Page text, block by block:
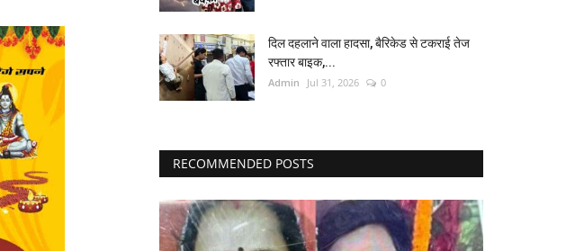
दिल दहलाने वाला हादसा, बैरिकेड से टकराई तेज
रफ्तार बाइक,...
Admin Jul 31, 2026 0
RECOMMENDED POSTS